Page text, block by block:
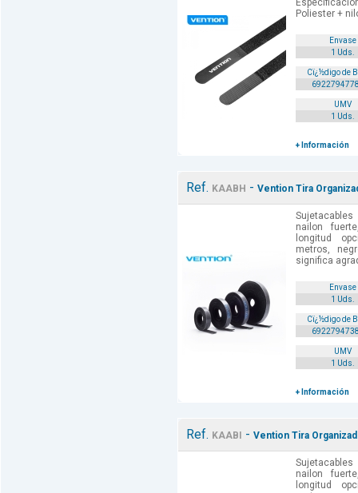
Poliester +
Envase
1 Uds.
Cï¿½digo de
UMV
1 Uds.
+ Información
Ref. KAABH - Vention Tira
nailon
longitud
metros,
significa
Envase
1 Uds.
Cï¿½digo de
UMV
1 Uds.
+ Información
Ref. KAABI - Vention Tira
nailon
longitud